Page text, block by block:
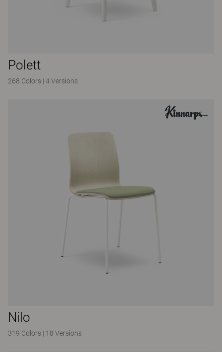
Polett
268 Colors | 4 Versions
Nilo
319 Colors | 18 Versions